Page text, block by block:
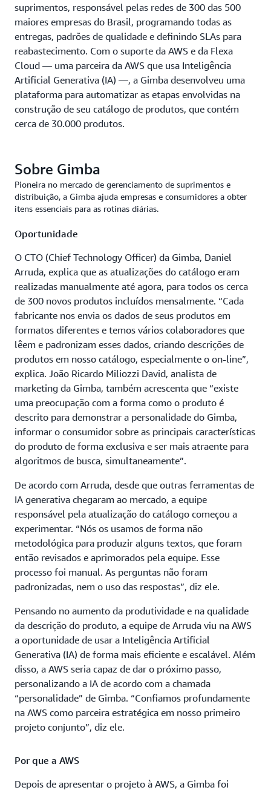
suprimentos, responsável pelas redes de 300 das 500
maiores empresas do Brasil, programando todas as
entregas, padrões de qualidade e definindo SLAs para
reabastecimento. Com o suporte da AWS e da Flexa
Cloud — uma parceira da AWS que usa Inteligência
Artificial Generativa (IA) —, a Gimba desenvolveu uma
plataforma para automatizar as etapas envolvidas na
construção de seu catálogo de produtos, que contém
cerca de 30.000 produtos.
Sobre Gimba
Pioneira no mercado de gerenciamento de suprimentos e
distribuição, a Gimba ajuda empresas e consumidores a obter
itens essenciais para as rotinas diárias.
Oportunidade
O CTO (Chief Technology Officer) da Gimba, Daniel
Arruda, explica que as atualizações do catálogo eram
realizadas manualmente até agora, para todos os cerca
de 300 novos produtos incluídos mensalmente. “Cada
fabricante nos envia os dados de seus produtos em
formatos diferentes e temos vários colaboradores que
lêem e padronizam esses dados, criando descrições de
produtos em nosso catálogo, especialmente o on-line”,
explica. João Ricardo Miliozzi David, analista de
marketing da Gimba, também acrescenta que “existe
uma preocupação com a forma como o produto é
descrito para demonstrar a personalidade do Gimba,
informar o consumidor sobre as principais características
do produto de forma exclusiva e ser mais atraente para
algoritmos de busca, simultaneamente”.
De acordo com Arruda, desde que outras ferramentas de
IA generativa chegaram ao mercado, a equipe
responsável pela atualização do catálogo começou a
experimentar. “Nós os usamos de forma não
metodológica para produzir alguns textos, que foram
então revisados e aprimorados pela equipe. Esse
processo foi manual. As perguntas não foram
padronizadas, nem o uso das respostas”, diz ele.
Pensando no aumento da produtividade e na qualidade
da descrição do produto, a equipe de Arruda viu na AWS
a oportunidade de usar a Inteligência Artificial
Generativa (IA) de forma mais eficiente e escalável. Além
disso, a AWS seria capaz de dar o próximo passo,
personalizando a IA de acordo com a chamada
“personalidade” de Gimba. “Confiamos profundamente
na AWS como parceira estratégica em nosso primeiro
projeto conjunto”, diz ele.
Por que a AWS
Depois de apresentar o projeto à AWS, a Gimba foi